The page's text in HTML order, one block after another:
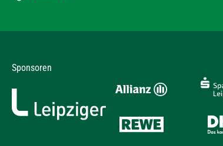
Sponsoren